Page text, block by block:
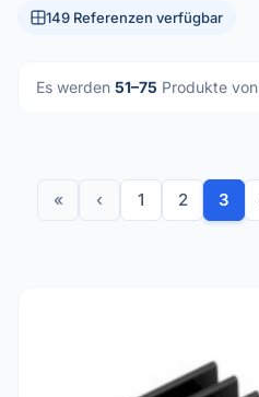
149 Referenzen verfügbar
Es werden 51–75 Produkte von
« ‹ 1 2 3